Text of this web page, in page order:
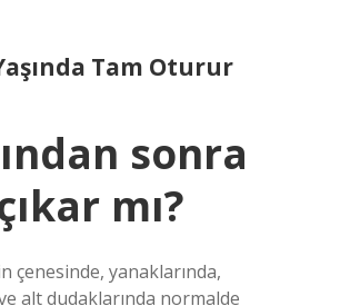
Tam Oturur
sonra
mı?
çenesinde, yanaklarında,
alt dudaklarında normalde